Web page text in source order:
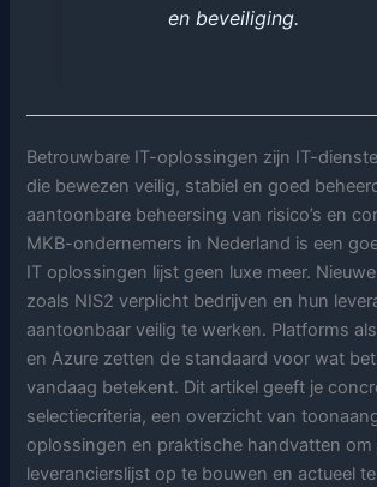
en beveiliging.
Betrouwbare IT-oplossingen zijn IT-
die bewezen veilig, stabiel en goed
aantoonbare beheersing van risico’s en
MKB-ondernemers in Nederland is een
IT oplossingen lijst geen luxe meer.
zoals NIS2 verplicht bedrijven en hun
aantoonbaar veilig te werken. Platforms
en Azure zetten de standaard voor wat
vandaag betekent. Dit artikel geeft je
selectiecriteria, een overzicht van
oplossingen en praktische handvatten om
leverancierslijst op te bouwen en actueel